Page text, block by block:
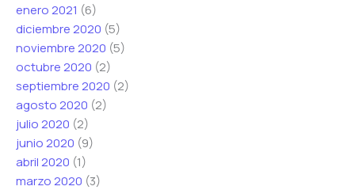
enero 2021 (6)
diciembre 2020 (5)
noviembre 2020 (5)
octubre 2020 (2)
septiembre 2020 (2)
agosto 2020 (2)
julio 2020 (2)
junio 2020 (9)
abril 2020 (1)
marzo 2020 (3)